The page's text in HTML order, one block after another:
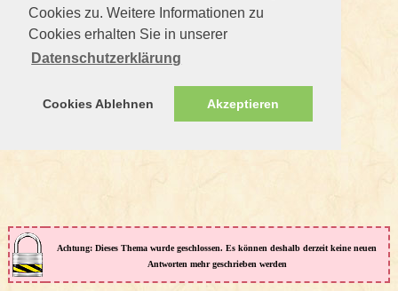
Cookies zu. Weitere Informationen zu
Cookies erhalten Sie in unserer
Datenschutzerklärung
Cookies Ablehnen Akzeptieren
Achtung: Dieses Thema wurde geschlossen. Es können deshalb derzeit keine neuen
Antworten mehr geschrieben werden